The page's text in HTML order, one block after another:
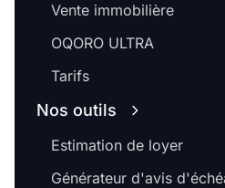
Vente immobilière
OQORO ULTRA
Tarifs
Nos outils
Estimation de loyer
Générateur d'avis